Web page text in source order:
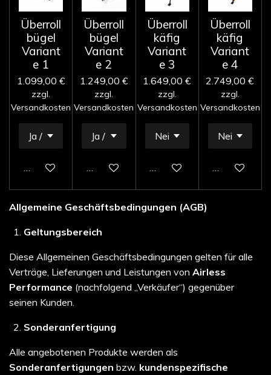
Überroll
bügel
Variant
e 1
1.099,00 €
zzgl.
Versandkosten
In den Warenkorb
Überroll
bügel
Variant
e 2
1.249,00 €
zzgl.
Versandkosten
In den Warenkorb
Überroll
käfig
Variant
e 3
1.649,00 €
zzgl.
Versandkosten
In den Warenkorb
Überroll
käfig
Variant
e 4
2.749,00 €
zzgl.
Versandkosten
In den
Allgemeine Geschäftsbedingungen (AGB)
Geltungsbereich
Diese Allgemeinen Geschäftsbedingungen gelten für alle
Verträge, Lieferungen und Leistungen von Airless
Performance (nachfolgend „Verkäufer“) gegenüber
seinen Kunden.
Sonderanfertigung
Alle angebotenen Produkte werden als
Sonderanfertigungen bzw. kundenspezifische